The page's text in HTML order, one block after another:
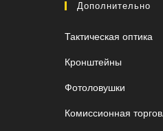
Дополнительно
Тактическая оптика
Кронштейны
Фотоловушки
Комиссионная